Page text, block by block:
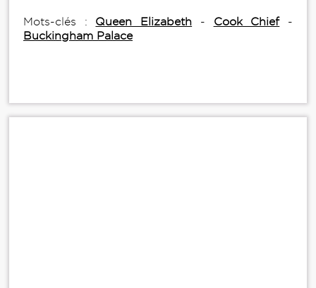
Mots-clés : Queen Elizabeth - Cook Chief-
Buckingham Palace